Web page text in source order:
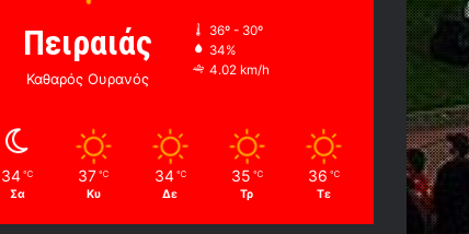
Πειραιάς
Καθαρός Ουρανός
36º - 30º
34%
4.02 km/h
34 ℃
Σα
37 ℃
Κυ
34 ℃
Δε
35 ℃
Τρ
36 ℃
Τε